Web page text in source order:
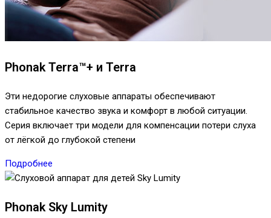
Phonak Terra™+ и Terra
Эти недорогие слуховые аппараты обеспечивают
стабильное качество звука и комфорт в любой ситуации.
Серия включает три модели для компенсации потери слуха
от лёгкой до глубокой степени
Подробнее
Phonak Sky Lumity